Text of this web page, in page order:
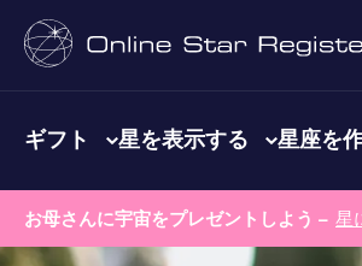
ギフト 星を表示する 星座を
お母さんに宇宙をプレゼントしよう – 星